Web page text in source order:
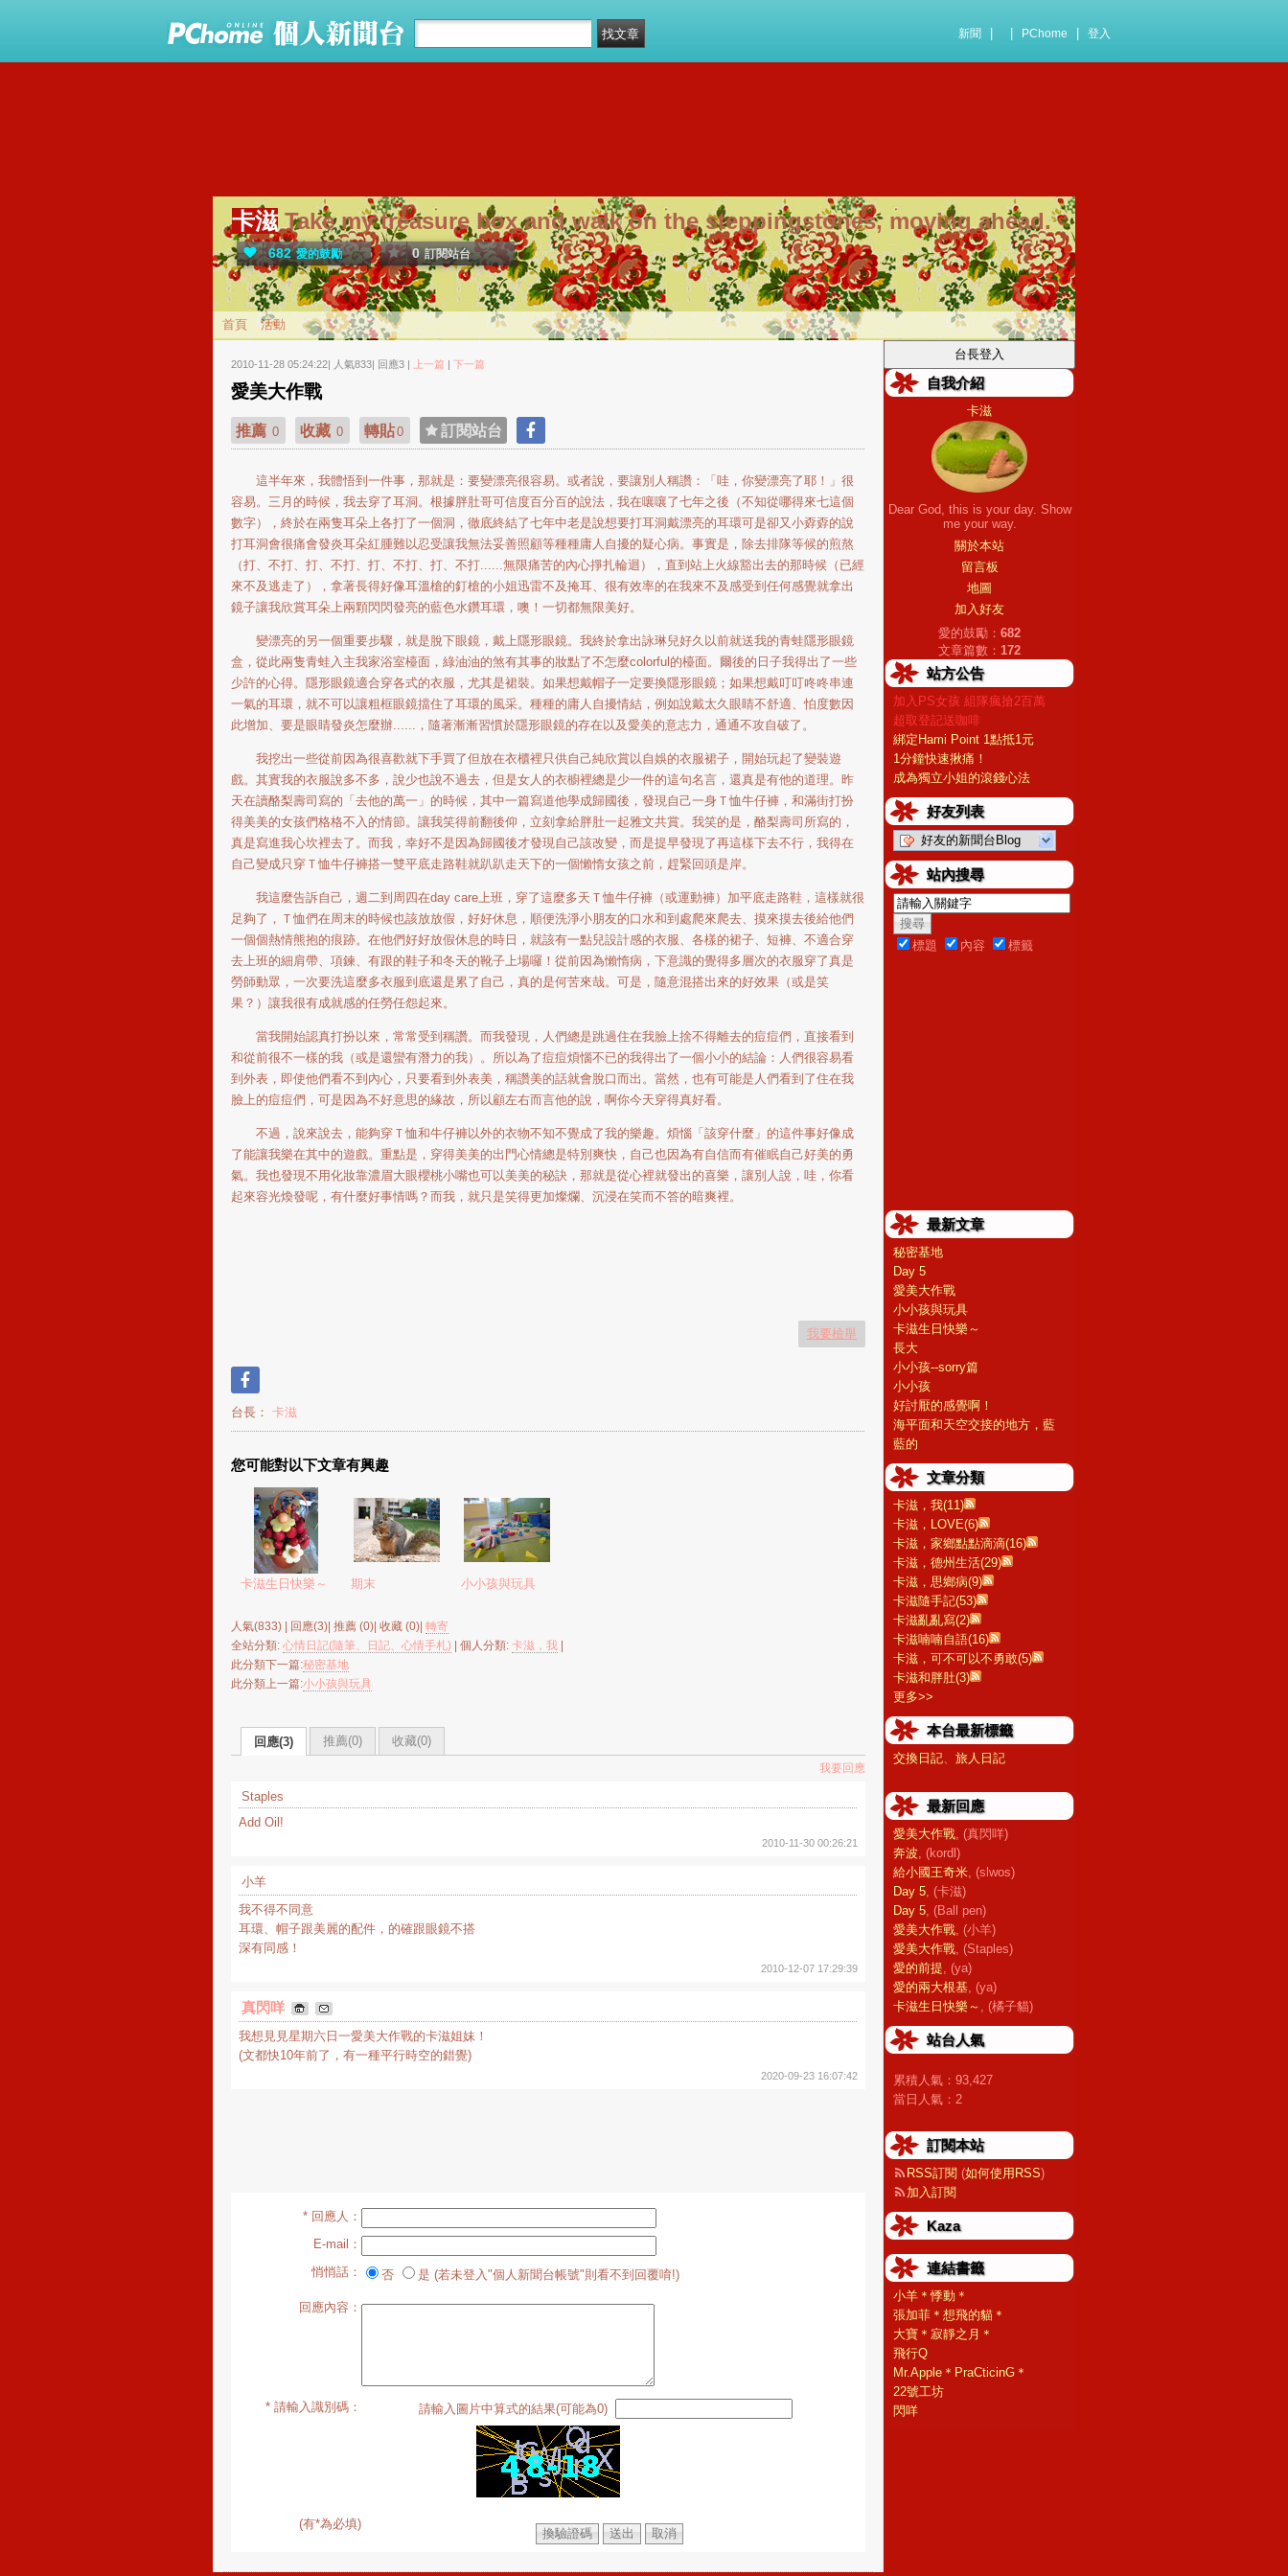
新聞 PChome 登入
卡滋 Take my treasure box and walk on the steppingstones, moving ahead.
682 愛的鼓勵 0 訂閱站台
首頁 活動
2010-11-28 05:24:22| 人氣833| 回應3 | 上一篇 | 下一篇
愛美大作戰
推薦 0 收藏 0 轉貼0 訂閱站台
這半年來，我體悟到一件事，那就是：要變漂亮很容易。或者說，要讓別人稱讚：「哇，你變漂亮了耶！」很
容易。三月的時候，我去穿了耳洞。根據胖肚哥可信度百分百的說法，我在嚷嚷了七年之後（不知從哪得來七這個
數字），終於在兩隻耳朵上各打了一個洞，徹底終結了七年中老是說想要打耳洞戴漂亮的耳環可是卻又小孬孬的說
打耳洞會很痛會發炎耳朵紅腫難以忍受讓我無法妥善照顧等種種庸人自擾的疑心病。事實是，除去排隊等候的煎熬
（打、不打、打、不打、打、不打、打、不打......無限痛苦的內心掙扎輪迴），直到站上火線豁出去的那時候（已經
來不及逃走了），拿著長得好像耳溫槍的釘槍的小姐迅雷不及掩耳、很有效率的在我來不及感受到任何感覺就拿出
鏡子讓我欣賞耳朵上兩顆閃閃發亮的藍色水鑽耳環，噢！一切都無限美好。
變漂亮的另一個重要步驟，就是脫下眼鏡，戴上隱形眼鏡。我終於拿出詠琳兒好久以前就送我的青蛙隱形眼鏡
盒，從此兩隻青蛙入主我家浴室檯面，綠油油的煞有其事的妝點了不怎麼colorful的檯面。爾後的日子我得出了一些
少許的心得。隱形眼鏡適合穿各式的衣服，尤其是裙裝。如果想戴帽子一定要換隱形眼鏡；如果想戴叮叮咚咚串連
一氣的耳環，就不可以讓粗框眼鏡擋住了耳環的風采。種種的庸人自擾情結，例如說戴太久眼睛不舒適、怕度數因
此增加、要是眼睛發炎怎麼辦......，隨著漸漸習慣於隱形眼鏡的存在以及愛美的意志力，通通不攻自破了。
我挖出一些從前因為很喜歡就下手買了但放在衣櫃裡只供自己純欣賞以自娛的衣服裙子，開始玩起了變裝遊
戲。其實我的衣服說多不多，說少也說不過去，但是女人的衣櫥裡總是少一件的這句名言，還真是有他的道理。昨
天在讀酪梨壽司寫的「去他的萬一」的時候，其中一篇寫道他學成歸國後，發現自己一身Ｔ恤牛仔褲，和滿街打扮
得美美的女孩們格格不入的情節。讓我笑得前翻後仰，立刻拿給胖肚一起雅文共賞。我笑的是，酪梨壽司所寫的，
真是寫進我心坎裡去了。而我，幸好不是因為歸國後才發現自己該改變，而是提早發現了再這樣下去不行，我得在
自己變成只穿Ｔ恤牛仔褲搭一雙平底走路鞋就趴趴走天下的一個懶惰女孩之前，趕緊回頭是岸。
我這麼告訴自己，週二到周四在day care上班，穿了這麼多天Ｔ恤牛仔褲（或運動褲）加平底走路鞋，這樣就很
足夠了，Ｔ恤們在周末的時候也該放放假，好好休息，順便洗淨小朋友的口水和到處爬來爬去、摸來摸去後給他們
一個個熱情熊抱的痕跡。在他們好好放假休息的時日，就該有一點兒設計感的衣服、各樣的裙子、短褲、不適合穿
去上班的細肩帶、項鍊、有跟的鞋子和冬天的靴子上場囉！從前因為懶惰病，下意識的覺得多層次的衣服穿了真是
勞師動眾，一次要洗這麼多衣服到底還是累了自己，真的是何苦來哉。可是，隨意混搭出來的好效果（或是笑
果？）讓我很有成就感的任勞任怨起來。
當我開始認真打扮以來，常常受到稱讚。而我發現，人們總是跳過住在我臉上捨不得離去的痘痘們，直接看到
和從前很不一樣的我（或是還蠻有潛力的我）。所以為了痘痘煩惱不已的我得出了一個小小的結論：人們很容易看
到外表，即使他們看不到內心，只要看到外表美，稱讚美的話就會脫口而出。當然，也有可能是人們看到了住在我
臉上的痘痘們，可是因為不好意思的緣故，所以顧左右而言他的說，啊你今天穿得真好看。
不過，說來說去，能夠穿Ｔ恤和牛仔褲以外的衣物不知不覺成了我的樂趣。煩惱「該穿什麼」的這件事好像成
了能讓我樂在其中的遊戲。重點是，穿得美美的出門心情總是特別爽快，自己也因為有自信而有催眠自己好美的勇
氣。我也發現不用化妝靠濃眉大眼櫻桃小嘴也可以美美的秘訣，那就是從心裡就發出的喜樂，讓別人說，哇，你看
起來容光煥發呢，有什麼好事情嗎？而我，就只是笑得更加燦爛、沉浸在笑而不答的暗爽裡。
我要檢舉
台長： 卡滋
您可能對以下文章有興趣
卡滋生日快樂～ 期末 小小孩與玩具
人氣(833) | 回應(3)| 推薦 (0)| 收藏 (0)| 轉寄
全站分類: 心情日記(隨筆、日記、心情手札) | 個人分類: 卡滋，我
此分類下一篇:秘密基地
此分類上一篇:小小孩與玩具
回應(3) 推薦(0) 收藏(0)
我要回應
Staples
Add Oil!
2010-11-30 00:26:21
小羊
我不得不同意
耳環、帽子跟美麗的配件，的確跟眼鏡不搭
深有同感！
2010-12-07 17:29:39
真閃咩
我想見見星期六日一愛美大作戰的卡滋姐妹！
(文都快10年前了，有一種平行時空的錯覺)
2020-09-23 16:07:42
* 回應人：
E-mail：
悄悄話：
否 是 (若未登入"個人新聞台帳號"則看不到回覆唷!)
回應內容：
* 請輸入識別碼： 請輸入圖片中算式的結果(可能為0)
(有*為必填)
自我介紹
卡滋
Dear God, this is your day. Show
me your way.
關於本站
留言板
地圖
加入好友
愛的鼓勵： 682
文章篇數： 172
站方公告
加入PS女孩 組隊瘋搶2百萬
超取登記送咖啡
綁定Hami Point 1點抵1元
1分鐘快速揪痛！
成為獨立小姐的滾錢心法
好友列表
好友的新聞台Blog
站內搜尋
標題 內容 標籤
最新文章
秘密基地
Day 5
愛美大作戰
小小孩與玩具
卡滋生日快樂～
長大
小小孩--sorry篇
小小孩
好討厭的感覺啊！
海平面和天空交接的地方，藍
藍的
文章分類
卡滋，我(11)
卡滋，LOVE(6)
卡滋，家鄉點點滴滴(16)
卡滋，德州生活(29)
卡滋，思鄉病(9)
卡滋隨手記(53)
卡滋亂亂寫(2)
卡滋喃喃自語(16)
卡滋，可不可以不勇敢(5)
卡滋和胖肚(3)
更多>>
本台最新標籤
交換日記、 旅人日記
最新回應
愛美大作戰, (真閃咩)
奔波, (kordl)
給小國王奇米, (slwos)
Day 5, (卡滋)
Day 5, (Ball pen)
愛美大作戰, (小羊)
愛美大作戰, (Staples)
愛的前提, (ya)
愛的兩大根基, (ya)
卡滋生日快樂～ , (橘子貓)
站台人氣
累積人氣： 93,427
當日人氣： 2
訂閱本站
RSS訂閱 (如何使用RSS)
加入訂閱
Kaza
連結書籤
小羊＊悸動＊
張加菲＊想飛的貓＊
大寶＊寂靜之月＊
飛行Q
Mr.Apple＊PraCticinG＊
22號工坊
閃咩